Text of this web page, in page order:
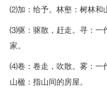
⑵加：给予。林壑：树林和
⑶驱：驱散，赶走。寻：一
家。
⑷卷：卷走，吹散。雾：一
山楹：指山间的房屋。